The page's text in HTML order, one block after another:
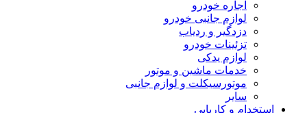
اجاره خودرو
لوازم جانبی خودرو
دزدگیر و ردیاب
تزئینات خودرو
لوازم یدکی
خدمات ماشین و موتور
موتورسیکلت و لوازم جانبی
سایر
استخدام و کاریابی